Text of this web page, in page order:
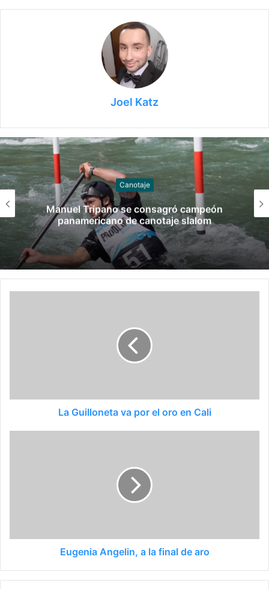
Joel Katz
Gimnasia
Las claves del fallo que condenó a Federico
Molinari por grooming
La Guilloneta va por el oro en Cali
Eugenia Angelin, a la final de aro